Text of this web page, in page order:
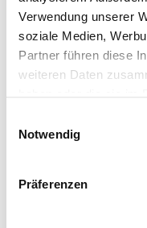
Verwendung unserer
soziale Medien,
Partner führen diese
weiteren Daten
Notwendig
Präferenzen